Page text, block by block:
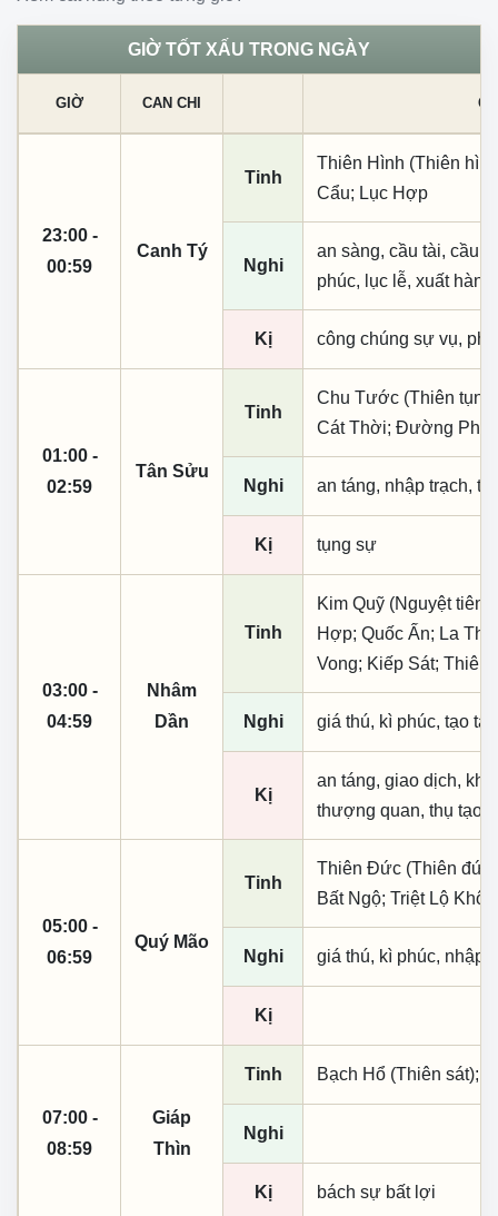
GIỜ TỐT XẤU TRONG NGÀY
GIỜ CAN CHI
23:00 -
00:59
Canh Tý
Tinh
Thiên Hình (Thiên
Cẩu; Lục Hợp
Nghi
an sàng, cầu tài, cầu
phúc, lục lễ, xuất
Kị công chúng sự vụ,
01:00 -
02:59
Tân Sửu
Tinh
Chu Tước (Thiên
Cát Thời; Đường Phù;
Nghi an táng, nhập trạch,
Kị tụng sự
03:00 -
04:59
Nhâm
Dần
Tinh
Kim Quỹ (Nguyệt
Hợp; Quốc Ấn; La
Vong; Kiếp Sát; Thiên
Nghi giá thú, kì phúc, tạo
Kị
an táng, giao dịch,
thượng quan, thụ tạo,
05:00 -
06:59
Quý Mão
Tinh
Thiên Đức (Thiên đức,
Bất Ngộ; Triệt Lộ
Nghi giá thú, kì phúc, nhập
Kị
07:00 -
08:59
Giáp
Thìn
Tinh Bạch Hổ (Thiên sát);
Nghi
Kị bách sự bất lợi